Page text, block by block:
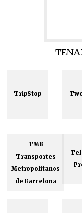
TripStop
TMB
Transportes
Metropolitanos
de Barcelona
Tel